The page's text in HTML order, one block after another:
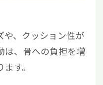
や、クッション性が
は、骨への負担を増
す。